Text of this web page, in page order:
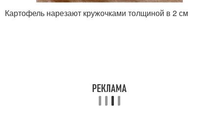
Картофель нарезают кружочками толщиной в 2 см